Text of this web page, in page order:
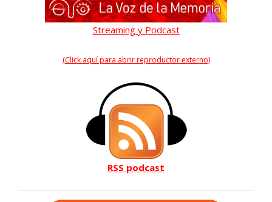
Streaming y Podcast
(Click aquí para abrir reproductor externo)
RSS podcast